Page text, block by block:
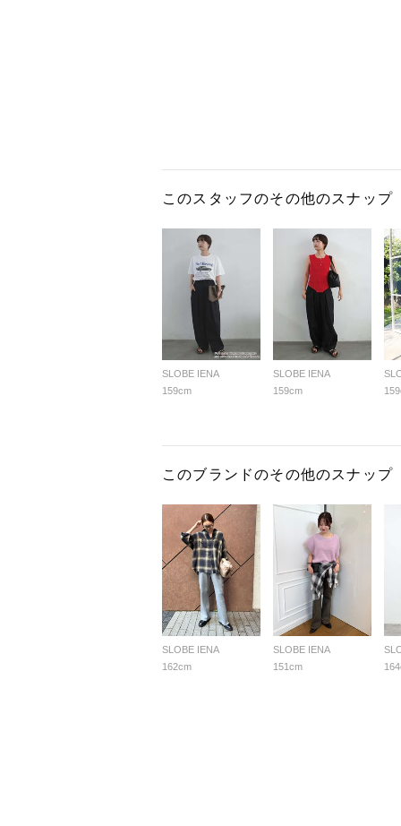
このスタッフのその他のスナップ
SLOBE IENA
159cm
SLOBE IENA
159cm
このブランドのその他のスナップ
SLOBE IENA
162cm
SLOBE IENA
151cm